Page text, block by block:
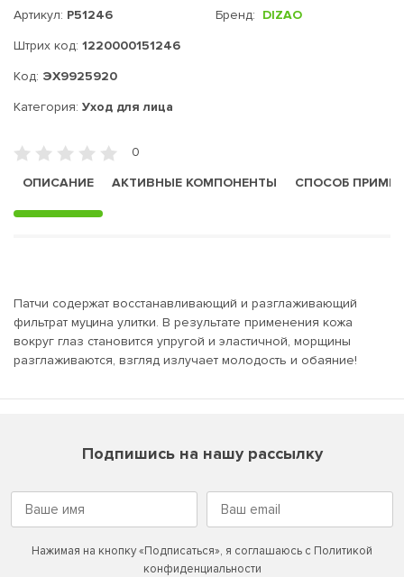
Артикул: P51246
Штрих код: 1220000151246
Код: ЭХ9925920
Бренд: DIZAO
Категория: Уход для лица
0
ОПИСАНИЕ
АКТИВНЫЕ КОМПОНЕНТЫ СПОСОБ
Патчи содержат восстанавливающий и разглаживающий
фильтрат муцина улитки. В результате применения кожа
вокруг глаз становится упругой и эластичной, морщины
разглаживаются, взгляд излучает молодость и обаяние!
Подпишись на нашу рассылку
Нажимая на кнопку «Подписаться», я соглашаюсь с Политикой
конфиденциальности